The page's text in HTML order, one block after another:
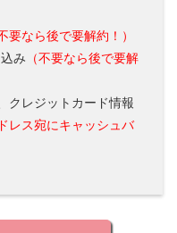
不要なら後で要解約！）
み （不要なら後で要解
クレジットカード情報
レス宛にキャッシュバ